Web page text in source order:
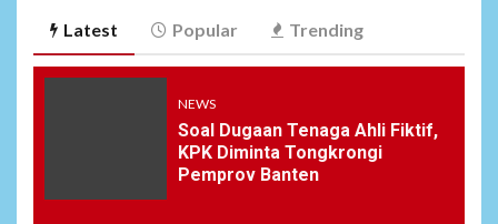
5 DAERAH SPORT
Nawala Cup 2026, RT 09 Raih
Gelar Juara di Puri Nawala
Permai RW 010
Latest Popular Trending
NEWS
Soal Dugaan Tenaga Ahli Fiktif,
KPK Diminta Tongkrongi
Pemprov Banten